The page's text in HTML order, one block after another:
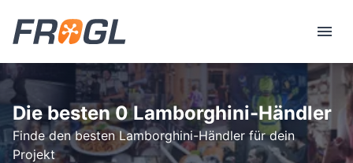
Die besten 0 Lamborghini-Händler
Finde den besten Lamborghini-Händler für dein
Projekt